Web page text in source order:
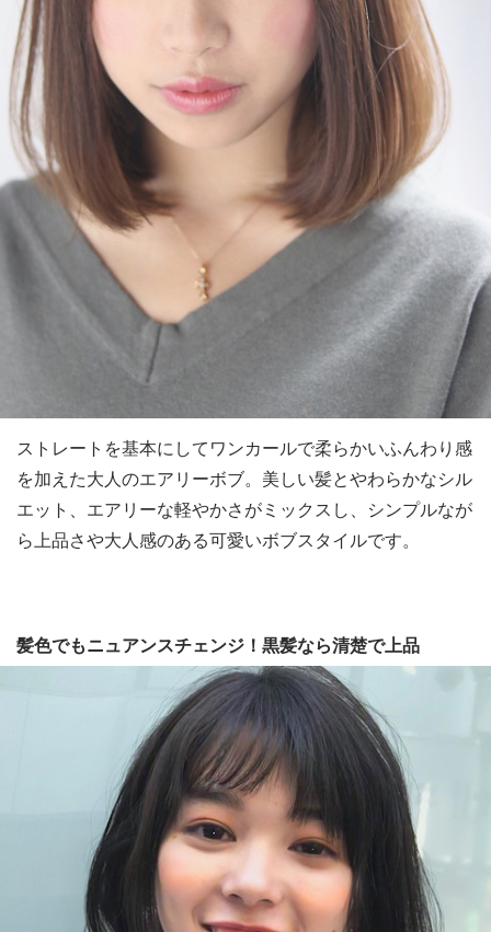
ストレートを基本にしてワンカールで柔らかいふんわり感
を加えた大人のエアリーボブ。美しい髪とやわらかなシル
エット、エアリーな軽やかさがミックスし、シンプルなが
ら上品さや大人感のある可愛いボブスタイルです。
髪色でもニュアンスチェンジ！黒髪なら清楚で上品